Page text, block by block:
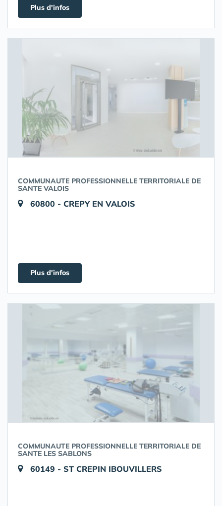
Plus d'infos
COMMUNAUTE PROFESSIONNELLE TERRITORIALE DE
SANTE VALOIS
60800 - CREPY EN VALOIS
Plus d'infos
COMMUNAUTE PROFESSIONNELLE TERRITORIALE DE
SANTE LES SABLONS
60149 - ST CREPIN IBOUVILLERS